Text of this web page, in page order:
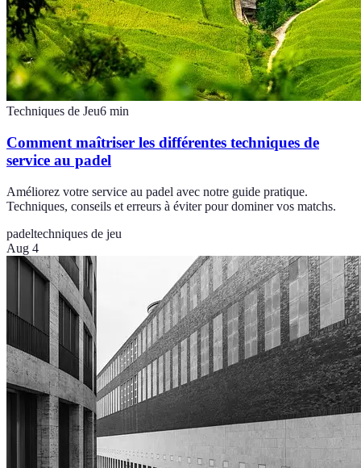
Techniques de Jeu6 min
Comment maîtriser les différentes techniques de
service au padel
Améliorez votre service au padel avec notre guide pratique.
Techniques, conseils et erreurs à éviter pour dominer vos matchs.
padeltechniques de jeu
Aug 4